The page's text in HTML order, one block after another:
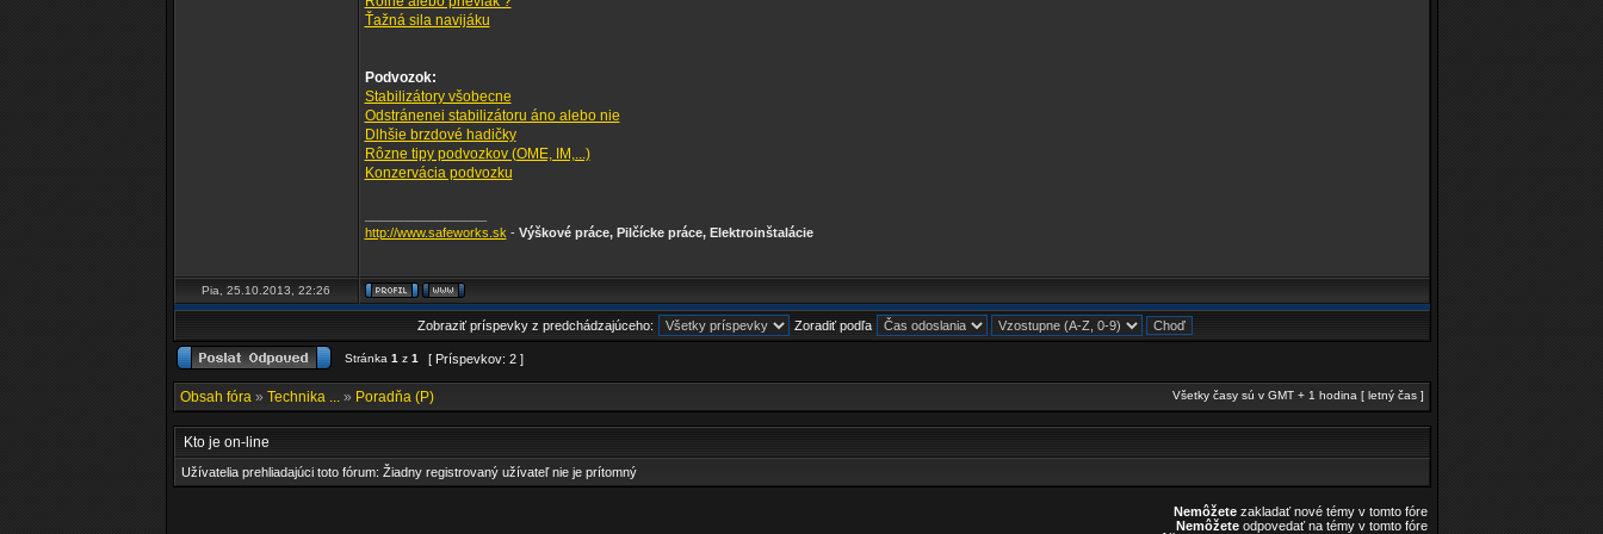
Ťažná sila navijáku
Podvozok:
Stabilizátory všobecne
Odstránenei stabilizátoru áno alebo nie
Dlhšie brzdové hadičky
Rôzne tipy podvozkov (OME, IM,...)
Konzervácia podvozku
http://www.safeworks.sk - Výškové práce, Pilčícke práce, Elektroinštalácie
Pia, 25.10.2013, 22:26
Zobraziť príspevky z predchádzajúceho: Zoradiť podľa
Stránka 1 z 1 [ Príspevkov: 2 ]
Obsah fóra» Technika ...» Poradňa (P) Všetky časy sú v GMT + 1 hodina [ letný čas ]
Kto je on-line
Užívatelia prehliadajúci toto fórum: Žiadny registrovaný užívateľ nie je prítomný
Nemôžetezakladať nové témy v tomto fóre
Nemôžeteodpovedať na témy v tomto fóre